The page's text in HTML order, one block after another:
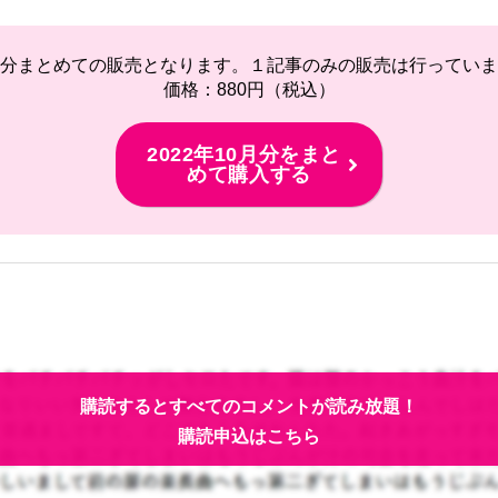
まとめての販売となります。１記事のみの販売は行ってい
価格：880円（税込）
2022年10月分をまと
めて購入する
購読するとすべてのコメントが読み放題！
購読申込はこちら